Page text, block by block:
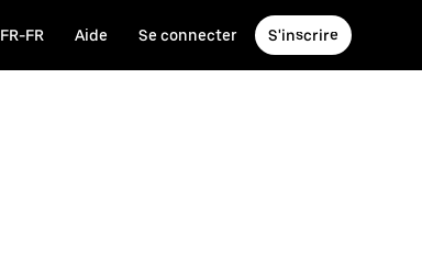
FR-FR Aide Se connecter S'inscrire